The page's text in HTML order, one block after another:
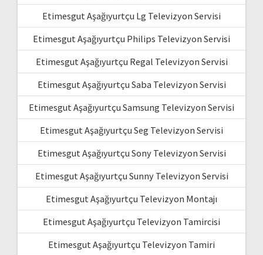
Etimesgut Aşağıyurtçu Lg Televizyon Servisi
Etimesgut Aşağıyurtçu Philips Televizyon Servisi
Etimesgut Aşağıyurtçu Regal Televizyon Servisi
Etimesgut Aşağıyurtçu Saba Televizyon Servisi
Etimesgut Aşağıyurtçu Samsung Televizyon Servisi
Etimesgut Aşağıyurtçu Seg Televizyon Servisi
Etimesgut Aşağıyurtçu Sony Televizyon Servisi
Etimesgut Aşağıyurtçu Sunny Televizyon Servisi
Etimesgut Aşağıyurtçu Televizyon Montajı
Etimesgut Aşağıyurtçu Televizyon Tamircisi
Etimesgut Aşağıyurtçu Televizyon Tamiri